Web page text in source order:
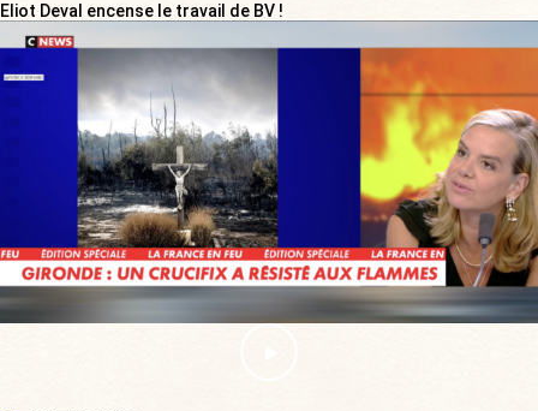
Eliot Deval encense le travail de BV !